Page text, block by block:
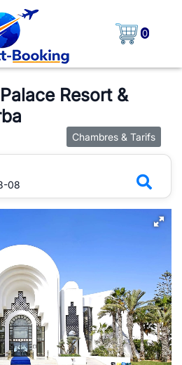
0
Resort &
Chambres & Tarifs
08